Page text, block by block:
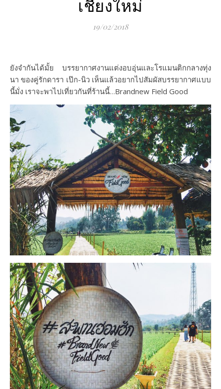
เชียงใหม่
19/02/2018
ยังจำกันได้มั้ย บรรยากาศงานแต่งอบอุ่นและโรแมนติกกลางทุ่ง
นา ของคู่รักดารา เป๊ก-นิว เห็นแล้วอยากไปสัมผัสบรรยากาศแบบ
นี้มั่ง เราจะพาไปเที่ยวกันที่ร้านนี้…Brandnew Field Good